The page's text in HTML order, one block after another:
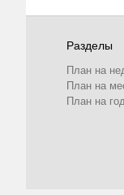
Разделы
План на
План на
План на